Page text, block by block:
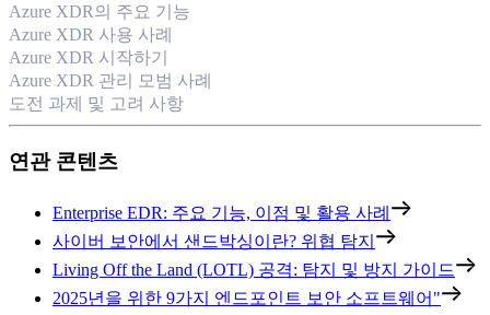
Azure XDR의 주요 기능
Azure XDR 사용 사례
Azure XDR 시작하기
Azure XDR 관리 모범 사례
도전 과제 및 고려 사항
연관 콘텐츠
Enterprise EDR: 주요 기능, 이점 및 활용 사례
사이버 보안에서 샌드박싱이란? 위협 탐지
Living Off the Land (LOTL) 공격: 탐지 및 방지 가이드
2025년을 위한 9가지 엔드포인트 보안 소프트웨어"